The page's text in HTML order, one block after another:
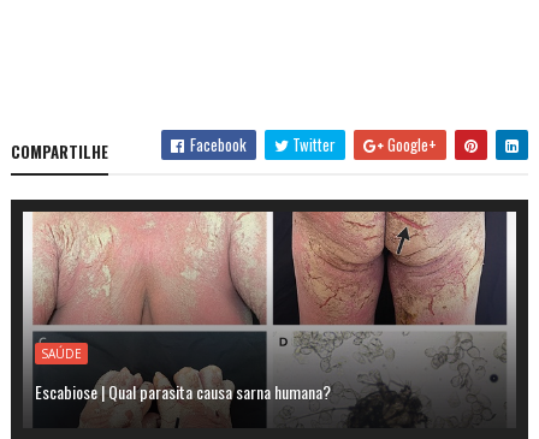
COMPARTILHE Facebook Twitter Google+
SAÚDE
Escabiose | Qual parasita causa sarna humana?